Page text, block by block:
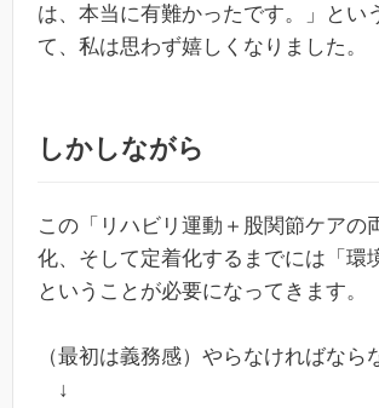
は、本当に有難かったです。」とい
て、私は思わず嬉しくなりました。
しかしながら
この「リハビリ運動＋股関節ケアの
化、そして定着化するまでには「環
ということが必要になってきます。
（最初は義務感）やらなければなら
↓